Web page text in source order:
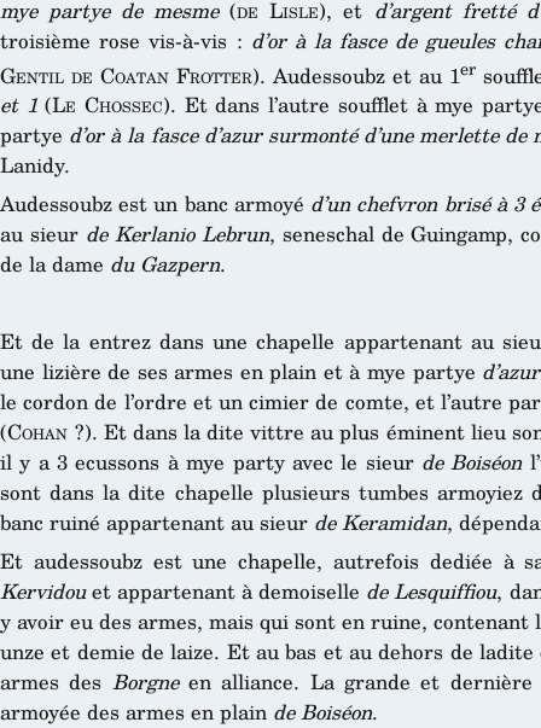
mye partye de mesme(de Lisle), et d’argent fretté
troisième rose vis-à-vis : d’or à la fasce de gueules
Gentil de Coatan Frotter). Audessoubz et au 1er
et 1(Le Chossec). Et dans l’autre soufflet à mye
partye d’or à la fasce d’azur surmonté d’une merlette de
Lanidy.
Audessoubz est un banc armoyé d’un chefvron brisé à 3
au sieur de Kerlanio Lebrun, seneschal de Guingamp,
de la dame du Gazpern.
Et de la entrez dans une chapelle appartenant au
une lizière de ses armes en plain et à mye partye
le cordon de l’ordre et un cimier de comte, et l’autre
(Cohan ?). Et dans la dite vittre au plus éminent lieu
il y a 3 ecussons à mye party avec le sieur de Boiséon
sont dans la dite chapelle plusieurs tumbes armoyiez
banc ruiné appartenant au sieur de Keramidan,
Et audessoubz est une chapelle, autrefois dediée
Kervidouet appartenant à demoiselle de Lesquiffiou,
y avoir eu des armes, mais qui sont en ruine,
unze et demie de laize. Et au bas et au dehors de
armes des Borgneen alliance. La grande et
armoyée des armes en plain de Boiséon.